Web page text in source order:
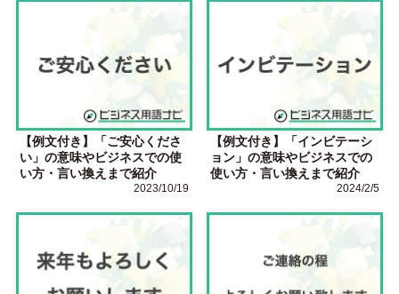
【例文付き】「ご安心くださ
い」の意味やビジネスでの使
い方・言い換えまで紹介
2023/10/19
【例文付き】「インビテーシ
ョン」の意味やビジネスでの
使い方・言い換えまで紹介
2024/2/5